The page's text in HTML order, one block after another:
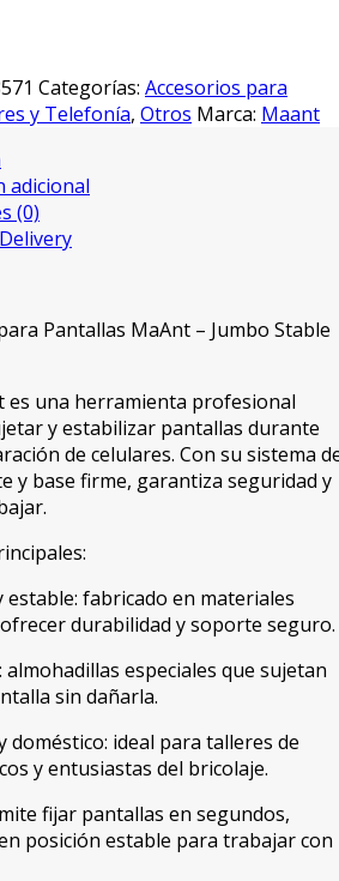
Categorías: Accesorios para
y Telefonía, Otros Marca: Maant
adicional
(0)
Pantallas MaAnt – Jumbo Stable
es una herramienta profesional
y estabilizar pantallas durante
de celulares. Con su sistema
y base firme, garantiza seguridad y
fabricado en materiales
durabilidad y soporte seguro.
especiales que sujetan
sin dañarla.
doméstico: ideal para talleres de
y entusiastas del bricolaje.
fijar pantallas en segundos,
posición estable para trabajar con